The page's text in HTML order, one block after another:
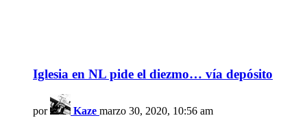
Iglesia en NL pide el diezmo… vía depósito
por Kaze marzo 30, 2020, 10:56 am